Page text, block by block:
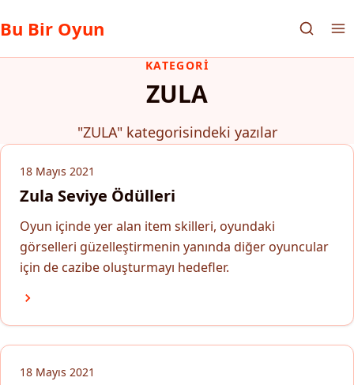
Bu Bir Oyun
KATEGORI
ZULA
"ZULA" kategorisindeki yazılar
18 Mayıs 2021
Zula Seviye Ödülleri
Oyun içinde yer alan item skilleri, oyundaki
görselleri güzelleştirmenin yanında diğer oyuncular
için de cazibe oluşturmayı hedefler.
18 Mayıs 2021